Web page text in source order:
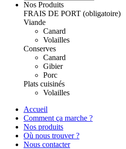
Nos Produits
FRAIS DE PORT (obligatoire)
Viande
Canard
Volailles
Conserves
Canard
Gibier
Porc
Plats cuisinés
Volailles
Accueil
Comment ça marche ?
Nos produits
Où nous trouver ?
Nous contacter